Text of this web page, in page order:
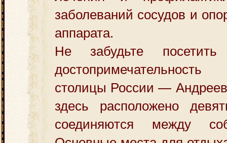
заболеваний сосудов и
аппарата.
Не забудьте
столицы России —
здесь расположено
соединяются между